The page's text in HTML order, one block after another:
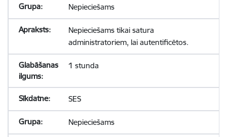
Nepieciešams
Nepieciešams tikai satura
administratoriem, lai autentificētos.
1 stunda
SES
Nepieciešams